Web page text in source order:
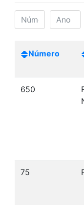
Número
650
75